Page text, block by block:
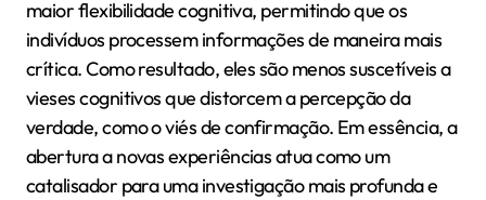
maior flexibilidade cognitiva, permitindo que os
indivíduos processem informações de maneira mais
crítica. Como resultado, eles são menos suscetíveis a
vieses cognitivos que distorcem a percepção da
verdade, como o viés de confirmação. Em essência, a
abertura a novas experiências atua como um
catalisador para uma investigação mais profunda e